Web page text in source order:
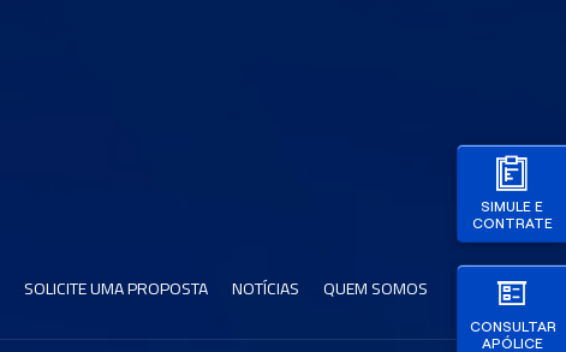
SIMULE E
CONTRATE
CONSULTAR
APÓLICE
SOLICITE UMA PROPOSTA NOTÍCIAS QUEM SOMOS